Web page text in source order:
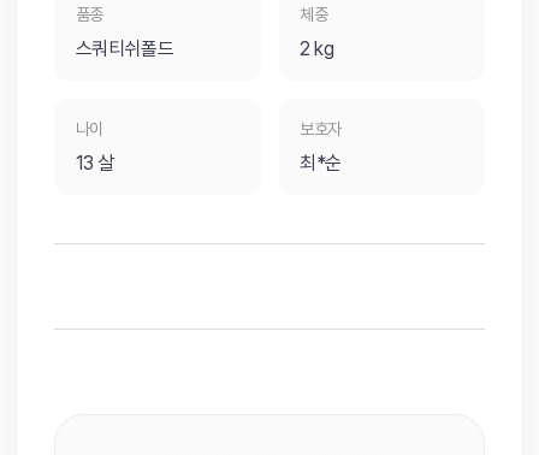
품종
스쿼티쉬폴드
체중
2 kg
나이
13 살
보호자
최*순